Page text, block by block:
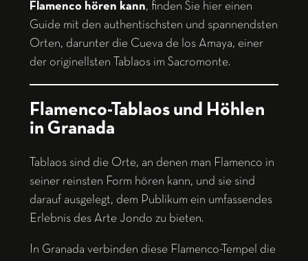
Flamenco hören kann, finden Sie hier einen
Guide mit den authentischsten und spannendsten
Orten, darunter die Cueva de los Amaya, einer
der originellsten Tablaos im Sacromonte.
Flamenco-Tablaos und Höhlen
in Granada
Tablaos sind die Orte, an denen man Flamenco in
seiner reinsten Form hören kann, und sie sind
darauf ausgelegt, dem Publikum ein umfassendes
Erlebnis des Arte Jondo zu bieten.
In Granada verbinden diese Flamenco-Tempel die